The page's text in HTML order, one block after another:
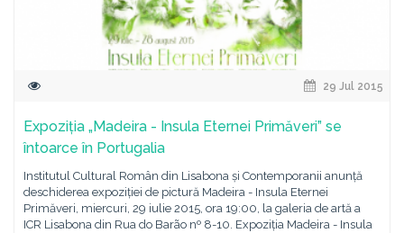
29 Jul 2015
Expoziția „Madeira - Insula Eternei Primăveri” se
întoarce în Portugalia
Institutul Cultural Român din Lisabona și Contemporanii anunță
deschiderea expoziției de pictură Madeira - Insula Eternei
Primăveri, miercuri, 29 iulie 2015, ora 19:00, la galeria de artă a
ICR Lisabona din Rua do Barão nº 8-10. Expoziția Madeira - Insula